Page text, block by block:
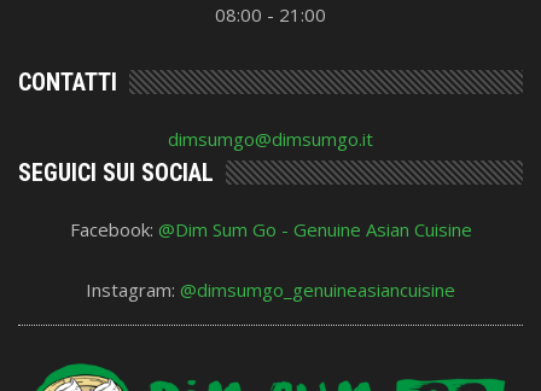
08:00 - 21:00
CONTATTI
dimsumgo@dimsumgo.it
SEGUICI SUI SOCIAL
Facebook: @Dim Sum Go - Genuine Asian Cuisine
Instagram: @dimsumgo_genuineasiancuisine